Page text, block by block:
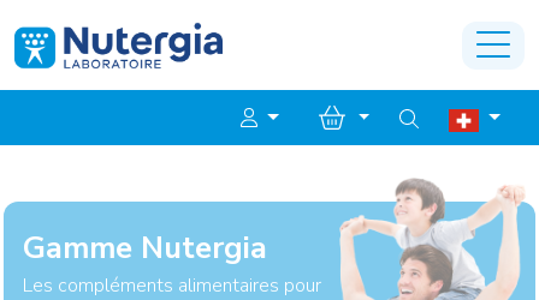
Gamme Nutergia
Les compléments alimentaires pour